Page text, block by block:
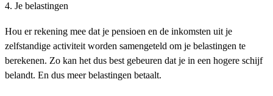
4. Je belastingen
Hou er rekening mee dat je pensioen en de inkomsten uit je
zelfstandige activiteit worden samengeteld om je belastingen te
berekenen. Zo kan het dus best gebeuren dat je in een hogere schijf
belandt. En dus meer belastingen betaalt.